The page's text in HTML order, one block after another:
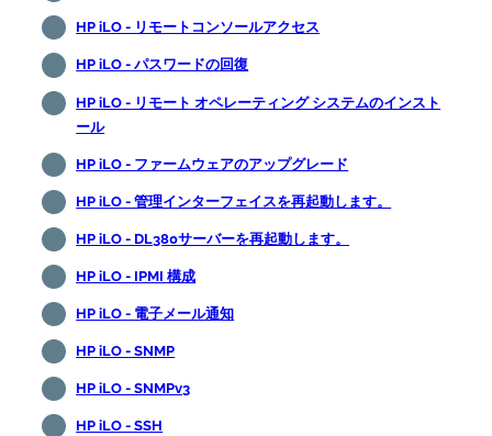
HP iLO - リモートコンソールアクセス
HP iLO - パスワードの回復
HP iLO - リモート オペレーティング システムのインスト
ール
HP iLO - ファームウェアのアップグレード
HP iLO - 管理インターフェイスを再起動します。
HP iLO - DL380サーバーを再起動します。
HP iLO - IPMI 構成
HP iLO - 電子メール通知
HP iLO - SNMP
HP iLO - SNMPv3
HP iLO - SSH